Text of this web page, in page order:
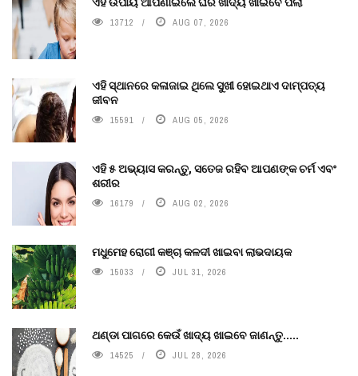
13712 AUG 07, 2026
ଏହି ସ୍ଥାନରେ କଳାଜାଇ ଥିଲେ ସୁଖୀ ହୋଇଥାଏ ଦାମ୍ପତ୍ୟ
ଜୀବନ
15591 AUG 05, 2026
ଏହି ୫ ଅଭ୍ୟାସ କରନ୍ତୁ, ସତେଜ ରହିବ ଆପଣଙ୍କ ଚର୍ମ ଏବଂ
ଶରୀର
16179 AUG 02, 2026
ମଧୁମେହ ରୋଗୀ କଞ୍ଚା କଳଦୀ ଖାଇବା ଲାଭଦାୟକ
15033 JUL 31, 2026
ଥଣ୍ଡା ପାଗରେ କେଉଁ ଖାଦ୍ୟ ଖାଇବେ ଜାଣନ୍ତୁ.....
14525 JUL 28, 2026